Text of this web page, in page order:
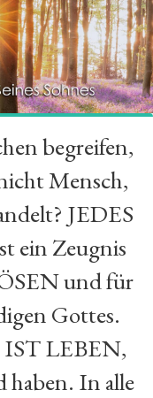
begreifen,
Mensch,
JEDES
ein Zeugnis
und für
Gottes.
LEBEN,
haben. In alle